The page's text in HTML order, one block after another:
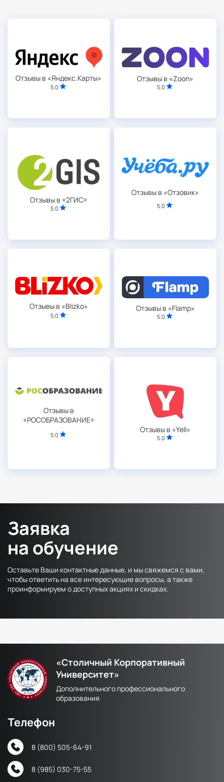
Отзывы в «Яндекс.Карты»
5.0
Отзывы в «Zoon»
5.0
Отзывы в «2ГИС»
5.0
Отзывы в «Отзовик»
5.0
Отзывы в «Blizko»
5.0
Отзывы в «Flamp»
5.0
Отзывы в
«РОСОБРАЗОВАНИЕ»
5.0
Отзывы в «Yell»
5.0
Заявка
на обучение
Оставьте Ваши контактные данные, и мы свяжемся с вами,
чтобы ответить на все интересующие вопросы, а также
проинформируем о доступных акциях и скидках.
«Столичный Корпоративный
Университет»
Дополнительного профессионального
образования
Телефон
8 (800) 505-64-91
8 (985) 030-75-55